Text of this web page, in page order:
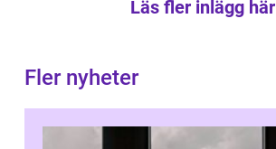
Läs fler inlägg här
Fler nyheter